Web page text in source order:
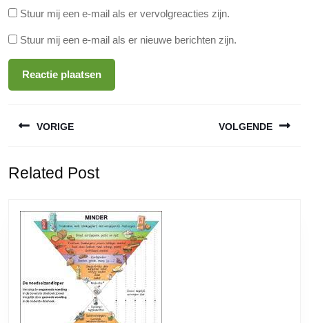
Stuur mij een e-mail als er vervolgreacties zijn.
Stuur mij een e-mail als er nieuwe berichten zijn.
VORIGE
bericht:
VOLGENDE
Related Post